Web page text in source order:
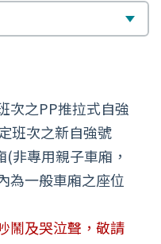
次之PP推拉式自強
班次之新自強號
非專用親子車廂，
為一般車廂之座位
鬧及哭泣聲，敬請